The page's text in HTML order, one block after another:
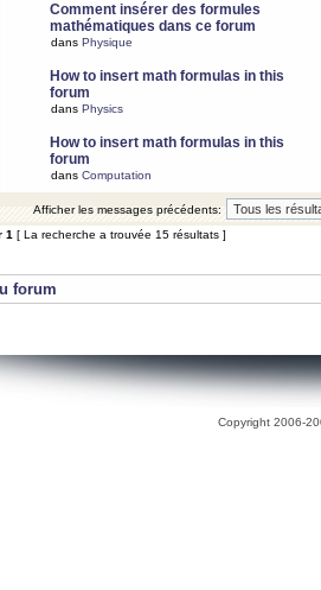
Comment insérer des formules
mathématiques dans ce forum
dans Physique
How to insert math formulas in this
forum
dans Physics
How to insert math formulas in this
forum
dans Computation
Afficher les messages précédents:
1 [ La recherche a trouvée 15 résultats ]
forum
Copyright 2006-